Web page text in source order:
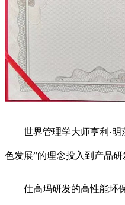
世界管理学大师亨利·明茨
色发展”的理念投入到产品研
仕高玛研发的高性能环保